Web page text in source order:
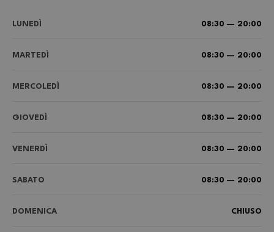
LUNEDÌ 08:30 — 20:00
MARTEDÌ 08:30 — 20:00
MERCOLEDÌ 08:30 — 20:00
GIOVEDÌ 08:30 — 20:00
VENERDÌ 08:30 — 20:00
SABATO 08:30 — 20:00
DOMENICA CHIUSO